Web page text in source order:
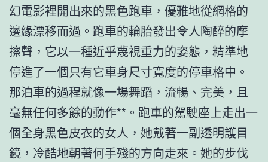
幻電影裡開出來的黑色跑車，優雅地從網格的
邊緣漂移而過。跑車的輪胎發出令人陶醉的摩
擦聲，它以一種近乎蔑視重力的姿態，精準地
停進了一個只有它車身尺寸寬度的停車格中。
那泊車的過程就像一場舞蹈，流暢、完美，且
毫無任何多餘的動作**。跑車的駕駛座上走出一
個全身黑色皮衣的女人，她戴著一副透明護目
鏡，冷酷地朝著何手殘的方向走來。她的步伐